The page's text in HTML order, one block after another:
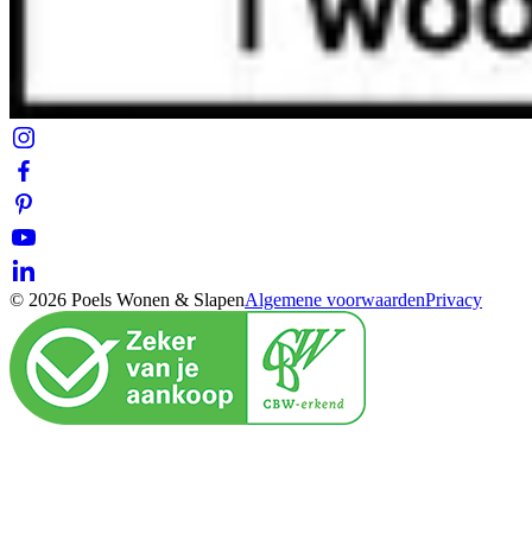
© 2026 Poels Wonen & SlapenAlgemene voorwaardenPrivacy